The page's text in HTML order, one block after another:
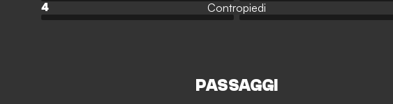
4 Contropiedi
PASSAGGI